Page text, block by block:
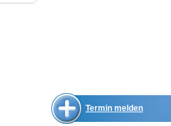
Termin melden